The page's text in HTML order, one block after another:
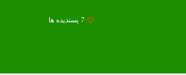
7 پسندیده ها